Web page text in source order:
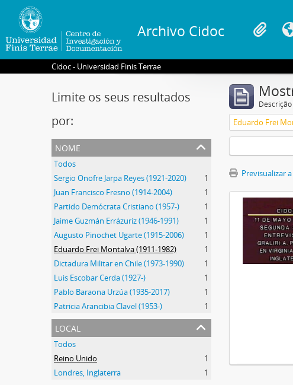
Archivo Cidoc
Cidoc - Universidad Finis Terrae
Limite os seus resultados
por:
nome
Todos
Sergio Onofre Jarpa Reyes (1921-2020)
1
Juan Francisco Fresno (1914-2004)
1
Partido Demócrata Cristiano (1957-)
1
Jaime Guzmán Errázuriz (1946-1991)
1
Augusto Pinochet Ugarte (1915-2006)
1
Eduardo Frei Montalva (1911-1982)
1
Dictadura Militar en Chile (1973-1990)
1
Luis Escobar Cerda (1927-)
1
Pablo Baraona Urzúa (1935-2017)
1
Patricia Arancibia Clavel (1953-)
1
local
Todos
Reino Unido
1
Londres, Inglaterra
1
Eduardo Frei
Previsualizar